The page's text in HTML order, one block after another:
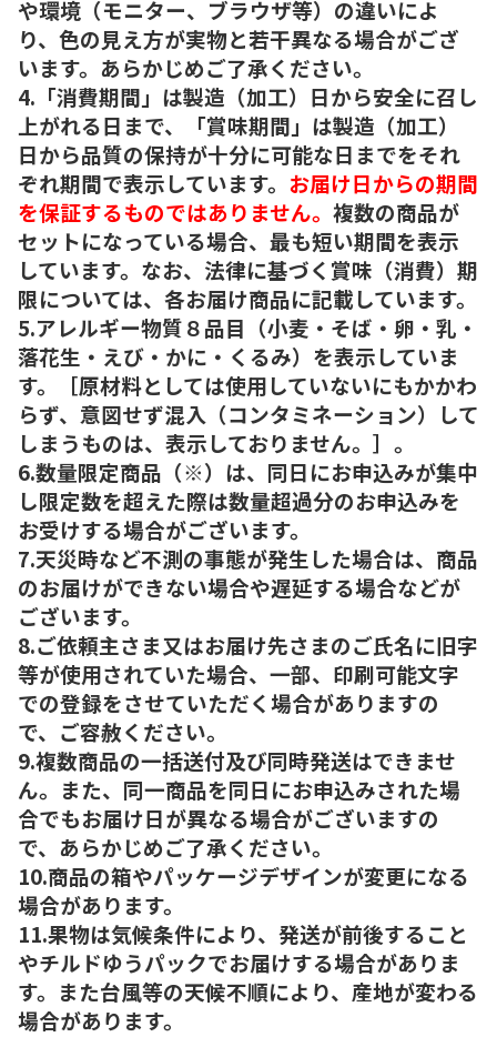
や環境（モニター、ブラウザ等）の違いによ
り、色の見え方が実物と若干異なる場合がござ
います。あらかじめご了承ください。
4.「消費期間」は製造（加工）日から安全に召し
上がれる日まで、「賞味期間」は製造（加工）
日から品質の保持が十分に可能な日までをそれ
ぞれ期間で表示しています。 お届け日からの期間
を保証するものではありません。 複数の商品が
セットになっている場合、最も短い期間を表示
しています。なお、法律に基づく賞味（消費）期
限については、各お届け商品に記載しています。
5.アレルギー物質８品目（小麦・そば・卵・乳・
落花生・えび・かに・くるみ）を表示していま
す。［原材料としては使用していないにもかかわ
らず、意図せず混入（コンタミネーション）して
しまうものは、表示しておりません。］。
6.数量限定商品（※）は、同日にお申込みが集中
し限定数を超えた際は数量超過分のお申込みを
お受けする場合がございます。
7.天災時など不測の事態が発生した場合は、商品
のお届けができない場合や遅延する場合などが
ございます。
8.ご依頼主さま又はお届け先さまのご氏名に旧字
等が使用されていた場合、一部、印刷可能文字
での登録をさせていただく場合がありますの
で、ご容赦ください。
9.複数商品の一括送付及び同時発送はできませ
ん。また、同一商品を同日にお申込みされた場
合でもお届け日が異なる場合がございますの
で、あらかじめご了承ください。
10.商品の箱やパッケージデザインが変更になる
場合があります。
11.果物は気候条件により、発送が前後すること
やチルドゆうパックでお届けする場合がありま
す。また台風等の天候不順により、産地が変わる
場合があります。